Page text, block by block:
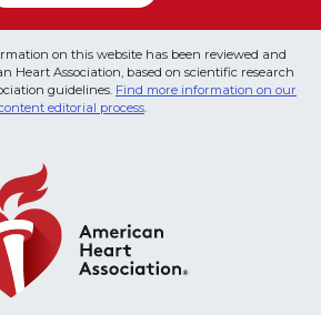
on this website has been reviewed and
Heart Association, based on scientific research
guidelines. Find more information on our
editorial process